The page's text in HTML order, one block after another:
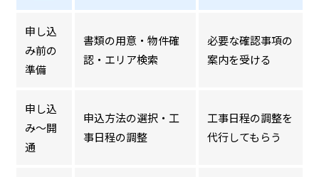
申し込
み前の
準備
書類の用意・物件確
認・エリア検索
必要な確認事項の
案内を受ける
申し込
み〜開
通
申込方法の選択・工
事日程の調整
工事日程の調整を
代行してもらう